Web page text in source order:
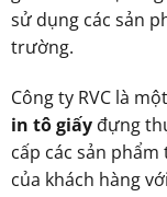
sử dụng các sản
trường.
Công ty RVC là
in tô giấyđựng
cấp các sản
của khách hàng